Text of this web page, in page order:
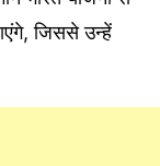
जिससे उन्हें